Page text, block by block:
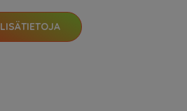
LISÄTIETOJA